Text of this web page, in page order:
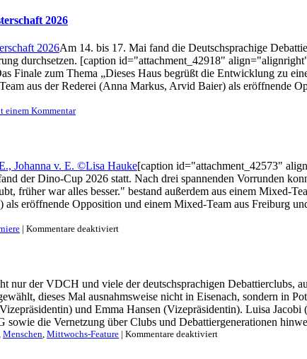
2026
Am 14. bis 17. Mai fand die Deutschsprachige
durchsetzen. [caption id="attachment_42918"
zum Thema „Dieses Haus begrüßt die Entwicklung zu
aus der Rederei (Anna Markus, Arvid Baier) als eröffnende
einem Kommentar
[caption id="attachment_42573"
der Dino-Cup 2026 statt. Nach drei spannenden Vorrunden
früher war alles besser." bestand außerdem aus einem Mixed-
eröffnende Opposition und einem Mixed-Team aus Freiburg
| Kommentare deaktiviertfür
Cup
2026
nur der VDCH und viele der deutschsprachigen Debattierclubs,
dieses Mal ausnahmsweise nicht in Eisenach, sondern in
und Emma Hansen (Vizepräsidentin). Luisa
die Vernetzung über Clubs und Debattiergenerationen
Menschen Mittwochs-Feature | Kommentare deaktiviertfür